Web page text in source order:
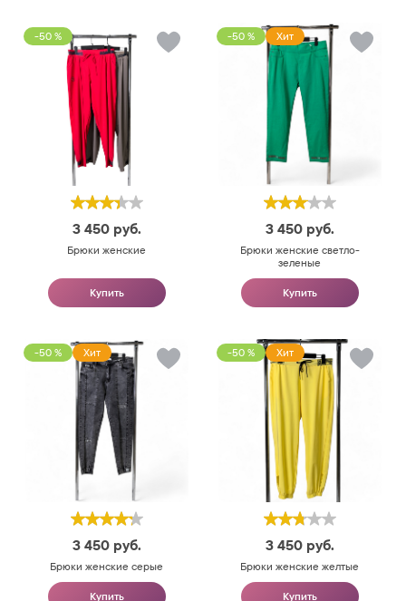
-50 %
3 450 руб.
Брюки женские
Купить
-50 % Хит
3 450 руб.
Брюки женские светло-
зеленые
Купить
-50 % Хит
3 450 руб.
Брюки женские серые
Купить
-50 % Хит
3 450 руб.
Брюки женские желтые
Купить